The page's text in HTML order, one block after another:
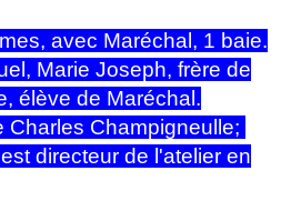
avec Maréchal, 1 baie.
Marie Joseph, frère de
élève de Maréchal.
Charles Champigneulle;
directeur de l'atelier en